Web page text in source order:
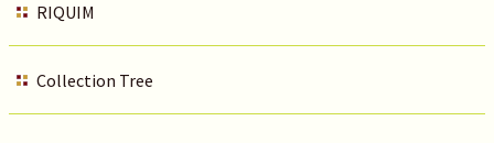
RIQUIM
Collection Tree